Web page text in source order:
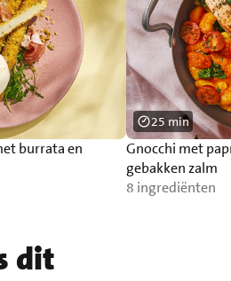
burrata en
Gnocchi met
gebakken zalm
8 ingrediënten
25 min
dit